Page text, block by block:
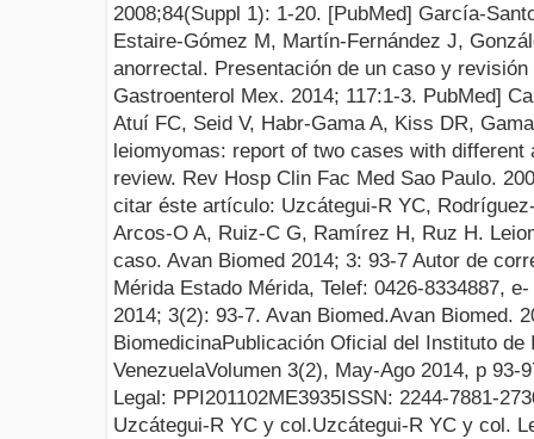
2008;84(Suppl 1): 1-20. [PubMed] García-
Estaire-Gómez M, Martín-Fernández J,
anorrectal. Presentación de un caso y
Gastroenterol Mex. 2014; 117:1-3. PubMed]
Atuí FC, Seid V, Habr-Gama A, Kiss DR,
leiomyomas: report of two cases with
review. Rev Hosp Clin Fac Med Sao Paulo.
citar éste artículo: Uzcátegui-R YC,
Arcos-O A, Ruiz-C G, Ramírez H, Ruz H.
caso. Avan Biomed 2014; 3: 93-7 Autor de
Mérida Estado Mérida, Telef: 0426-8334887, e-
2014; 3(2): 93-7. Avan Biomed.Avan Biomed.
BiomedicinaPublicación Oficial del Instituto de
VenezuelaVolumen 3(2), May-Ago 2014, p 93-
Legal: PPI201102ME3935ISSN: 2244-7881-
Uzcátegui-R YC y col.Uzcátegui-R YC y col.